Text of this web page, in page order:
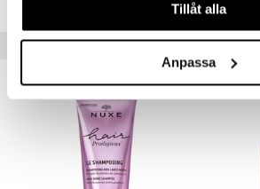
Tillåt alla
Anpassa
Suositut tuotteet